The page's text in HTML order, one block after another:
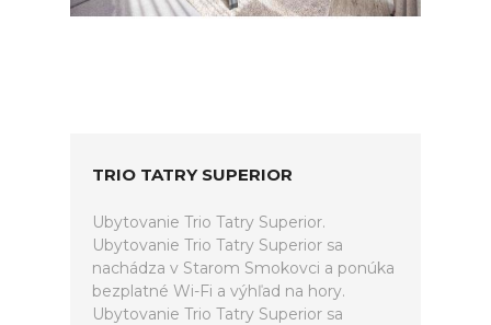
TRIO TATRY SUPERIOR
Ubytovanie Trio Tatry Superior.
Ubytovanie Trio Tatry Superior sa
nachádza v Starom Smokovci a ponúka
bezplatné Wi-Fi a výhľad na hory.
Ubytovanie Trio Tatry Superior sa